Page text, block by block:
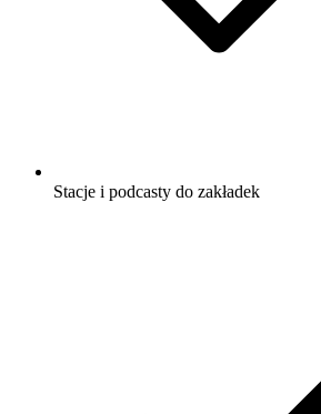
Stacje i podcasty do zakładek